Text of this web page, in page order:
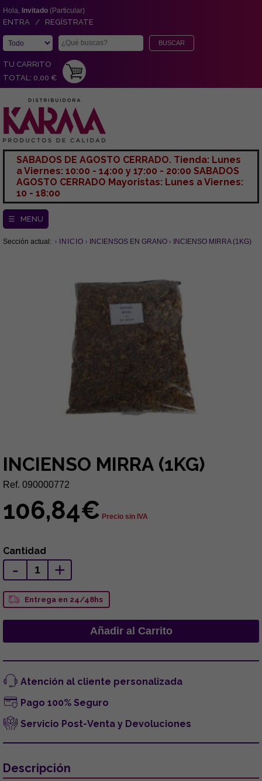
Hola, Invitado (Particular)
ENTRA / REGÍSTRATE
TU CARRITO
TOTAL: 0,00 €
SABADOS DE AGOSTO CERRADO. Tienda: Lunes
a Viernes: 10:00 - 14:00 y 17:00 - 20:00 SABADOS
AGOSTO CERRADO Mayoristas: Lunes a Viernes:
10 - 18:00
☰ MENU
Sección actual: INICIO INCIENSOS EN GRANO INCIENSO MIRRA (1KG)
INCIENSO MIRRA (1KG)
Ref. 090000772
106,84€ Precio sin IVA
Cantidad
- +
Entrega en 24/48hs
Atención al cliente personalizada
Pago 100% Seguro
Servicio Post-Venta y Devoluciones
Descripción